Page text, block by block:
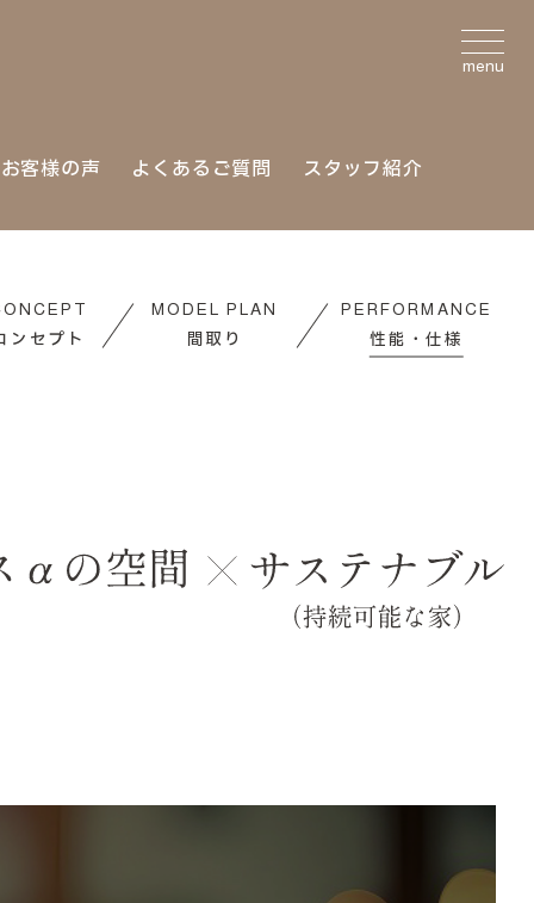
お客様の声 よくあるご質問 スタッフ紹介
menu
ンセプト
MODEL PLAN
間取り
PERFORMANCE
性能・仕様